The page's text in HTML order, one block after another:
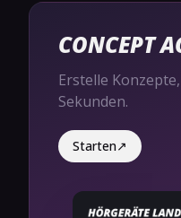
CONCEPT
Erstelle
Sekunden.
Starten↗